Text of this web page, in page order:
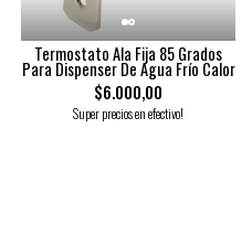
Termostato Ala Fija 85 Grados
Para Dispenser De Agua Frío Calor
$6.000,00
Super precios en efectivo!